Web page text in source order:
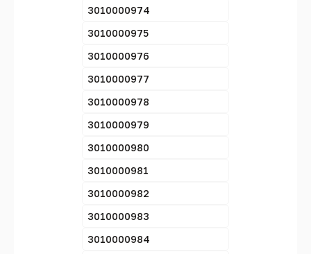
3010000974
3010000975
3010000976
3010000977
3010000978
3010000979
3010000980
3010000981
3010000982
3010000983
3010000984